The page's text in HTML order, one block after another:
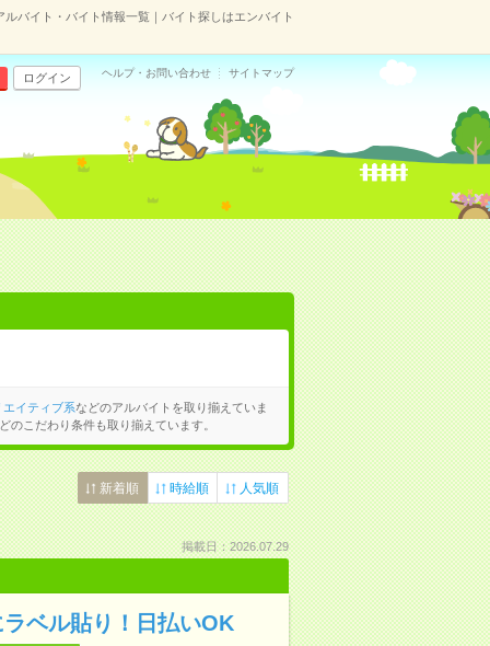
バイト・バイト情報一覧｜バイト探しはエンバイト
ログイン ヘルプ・お問い合わせ サイトマップ
エイティブ系などのアルバイトを取り揃えていま
のこだわり条件も取り揃えています。
新着順 時給順 人気順
掲載日：2026.07.29
ベル貼り！日払いOK